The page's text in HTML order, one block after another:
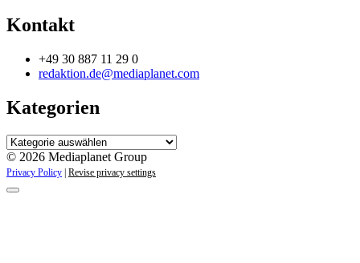
Kontakt
+49 30 887 11 29 0
redaktion.de@mediaplanet.com
Kategorien
Kategorien
© 2026 Mediaplanet Group
Privacy Policy Revise privacy settings